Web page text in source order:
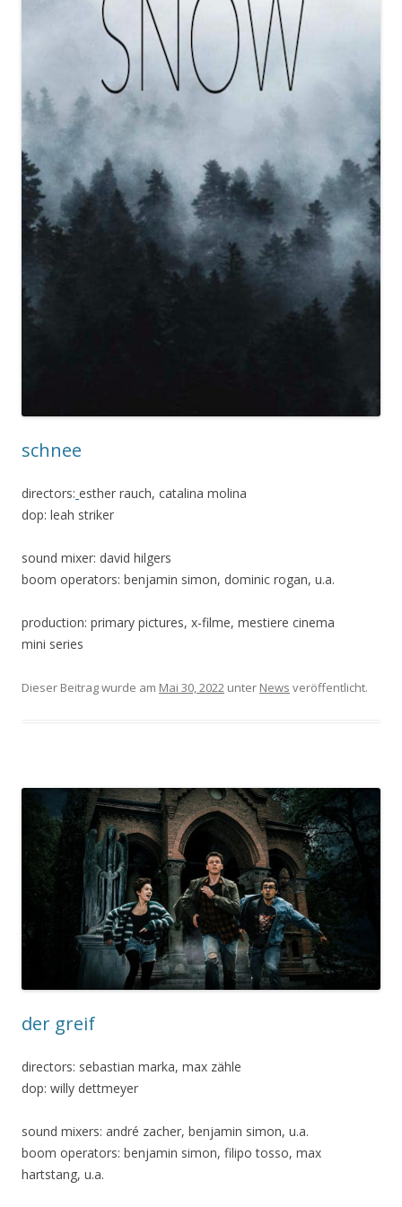
schnee
directors: esther rauch, catalina molina
dop: leah striker
sound mixer: david hilgers
boom operators: benjamin simon, dominic rogan, u.a.
production: primary pictures, x-filme, mestiere cinema
mini series
Dieser Beitrag wurde am Mai 30, 2022 unter News veröffentlicht.
der greif
directors: sebastian marka, max zähle
dop: willy dettmeyer
sound mixers: andré zacher, benjamin simon, u.a.
boom operators: benjamin simon, filipo tosso, max
hartstang, u.a.